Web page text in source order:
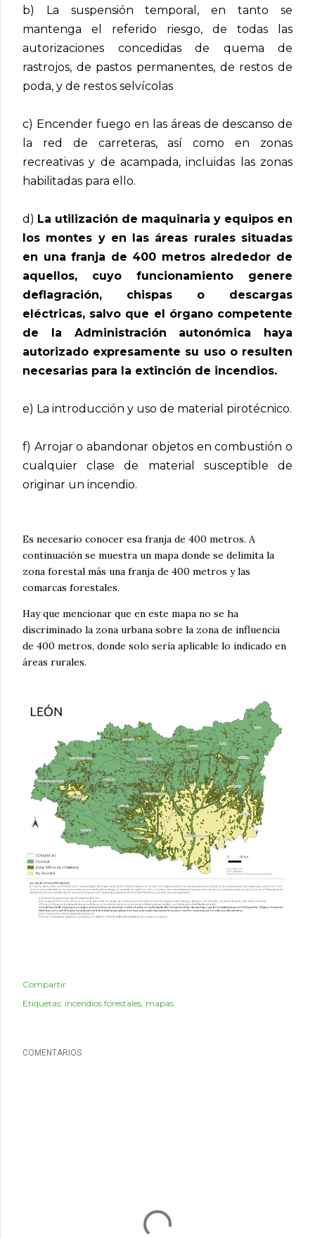
b) La suspensión temporal, en tanto se
mantenga el referido riesgo, de todas las
autorizaciones concedidas de quema de
rastrojos, de pastos permanentes, de restos de
poda, y de restos selvícolas
c) Encender fuego en las áreas de descanso de
la red de carreteras, así como en zonas
recreativas y de acampada, incluidas las zonas
habilitadas para ello.
d) La utilización de maquinaria y equipos en
los montes y en las áreas rurales situadas
en una franja de 400 metros alrededor de
aquellos, cuyo funcionamiento genere
deflagración, chispas o descargas
eléctricas, salvo que el órgano competente
de la Administración autonómica haya
autorizado expresamente su uso o resulten
necesarias para la extinción de incendios.
e) La introducción y uso de material pirotécnico.
f) Arrojar o abandonar objetos en combustión o
cualquier clase de material susceptible de
originar un incendio.
Es necesario conocer esa franja de 400 metros. A
continuación se muestra un mapa donde se delimita la
zona forestal más una franja de 400 metros y las
comarcas forestales.
Hay que mencionar que en este mapa no se ha
discriminado la zona urbana sobre la zona de influencia
de 400 metros, donde solo sería aplicable lo indicado en
áreas rurales.
Compartir
Etiquetas: incendios forestales mapas
COMENTARIOS